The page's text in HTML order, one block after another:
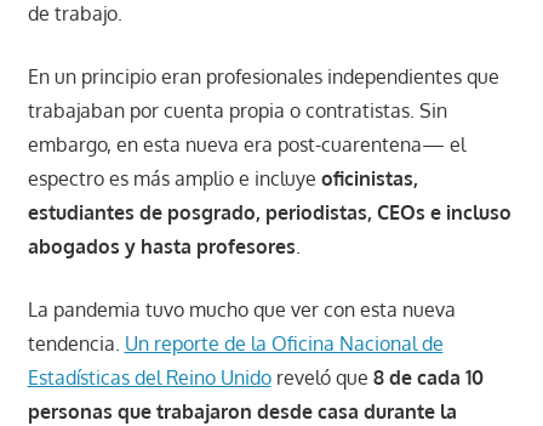
de trabajo.
En un principio eran profesionales independientes que
trabajaban por cuenta propia o contratistas. Sin
embargo, en esta nueva era post-cuarentena— el
espectro es más amplio e incluye oficinistas,
estudiantes de posgrado, periodistas, CEOs e incluso
abogados y hasta profesores.
La pandemia tuvo mucho que ver con esta nueva
tendencia. Un reporte de la Oficina Nacional de
Estadísticas del Reino Unidoreveló que 8 de cada 10
personas que trabajaron desde casa durante la